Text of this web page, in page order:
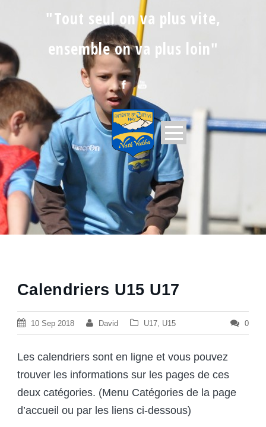
"Tout seul on va plus vite,
ensemble on va plus loin"
Calendriers U15 U17
10 Sep 2018 David U17, U15 0
Les calendriers sont en ligne et vous pouvez
trouver les informations sur les pages de ces
deux catégories. (Menu Catégories de la page
d’accueil ou par les liens ci-dessous)